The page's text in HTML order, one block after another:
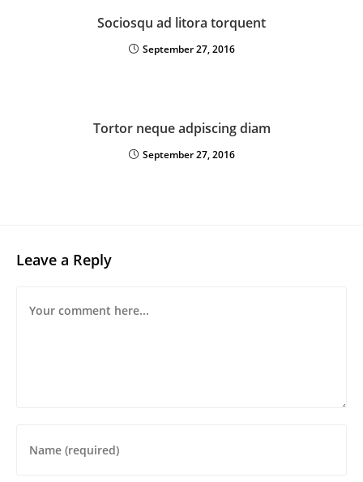
Sociosqu ad litora torquent
September 27, 2016
Tortor neque adpiscing diam
September 27, 2016
Leave a Reply